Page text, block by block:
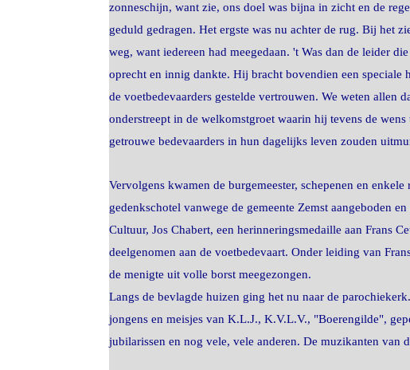
zonneschijn, want zie, ons doel was bijna in zicht en de
geduld gedragen. Het ergste was nu achter de rug. Bij het
weg, want iedereen had meegedaan. 't Was dan de leider
oprecht en innig dankte. Hij bracht bovendien een
de voetbedevaarders gestelde vertrouwen. We weten allen
onderstreept in de welkomstgroet waarin hij tevens de
getrouwe bedevaarders in hun dagelijks leven zouden
Vervolgens kwamen de burgemeester, schepenen en
gedenkschotel vanwege de gemeente Zemst aangeboden
Cultuur, Jos Chabert, een herinneringsmedaille aan Frans
deelgenomen aan de voetbedevaart. Onder leiding van
de menigte uit volle borst meegezongen.
Langs de bevlagde huizen ging het nu naar de
jongens en meisjes van K.L.J., K.V.L.V., "Boerengilde",
jubilarissen en nog vele, vele anderen. De muzikanten van